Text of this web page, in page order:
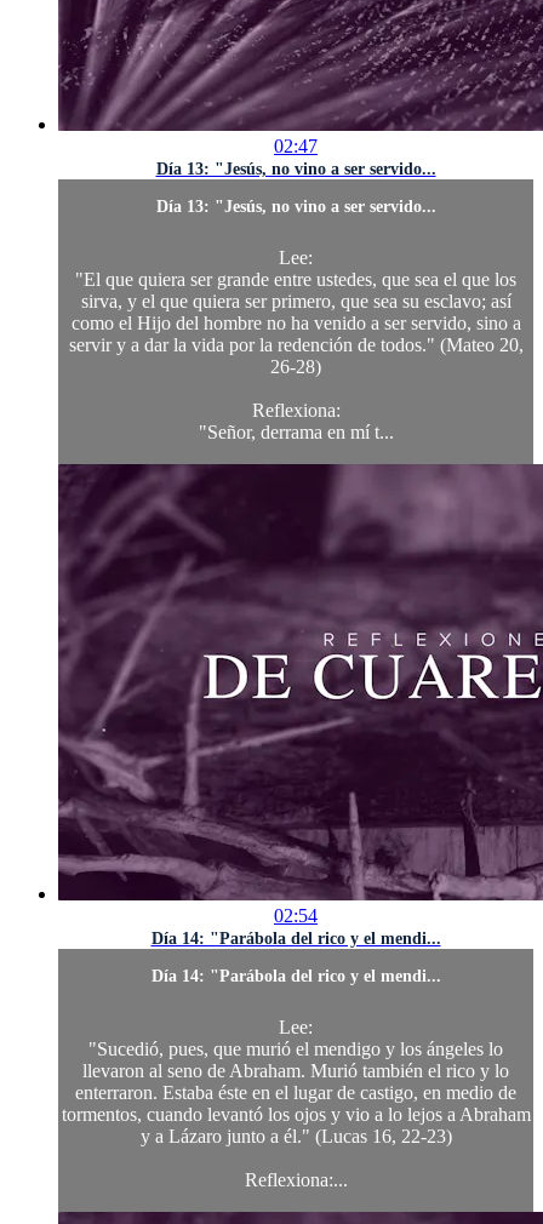
02:47
Día 13: "Jesús, no vino a ser servido...
Día 13: "Jesús, no vino a ser servido...
Lee:
"El que quiera ser grande entre ustedes, que sea el que los
sirva, y el que quiera ser primero, que sea su esclavo; así
como el Hijo del hombre no ha venido a ser servido, sino a
servir y a dar la vida por la redención de todos." (Mateo 20,
26-28)
Reflexiona:
"Señor, derrama en mí t...
02:54
Día 14: "Parábola del rico y el mendi...
Día 14: "Parábola del rico y el mendi...
Lee:
"Sucedió, pues, que murió el mendigo y los ángeles lo
llevaron al seno de Abraham. Murió también el rico y lo
enterraron. Estaba éste en el lugar de castigo, en medio de
tormentos, cuando levantó los ojos y vio a lo lejos a Abraham
y a Lázaro junto a él." (Lucas 16, 22-23)
Reflexiona:...